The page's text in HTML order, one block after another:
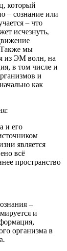
который
– сознание или
– что
исчезнуть,
мы
из ЭМ волн, на
в том числе и
и
как
и его
является
всё
пространство
–
и
организма в